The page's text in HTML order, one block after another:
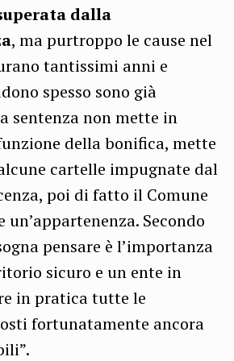
dalla
, ma purtroppo le cause nel
tantissimi anni e
spesso sono già
sentenza non mette in
della bonifica, mette
cartelle impugnate dal
poi di fatto il Comune
un’appartenenza. Secondo
pensare è l’importanza
sicuro e un ente in
in pratica tutte le
fortunatamente ancora